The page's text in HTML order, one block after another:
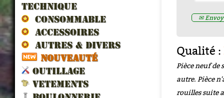
TECHNIQUE
CONSOMMABLE
ACCESSOIRES
AUTRES & DIVERS
NOUVEAUTÉ
OUTILLAGE
VETEMENTS
✉
Qualité :
Pièce neuf de
autre. Pièce
rouilles suite